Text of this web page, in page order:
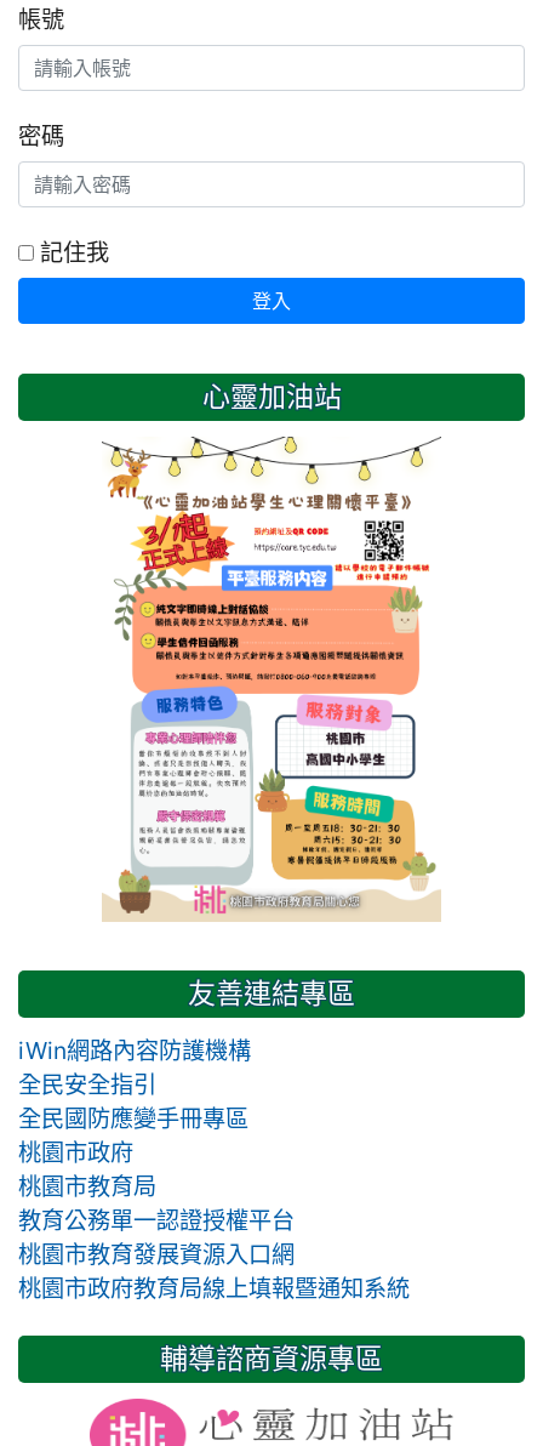
帳號
密碼
記住我
登入
心靈加油站
友善連結專區
iWin網路內容防護機構
全民安全指引
全民國防應變手冊專區
桃園市政府
桃園市教育局
教育公務單一認證授權平台
桃園市教育發展資源入口網
桃園市政府教育局線上填報暨通知系統
輔導諮商資源專區